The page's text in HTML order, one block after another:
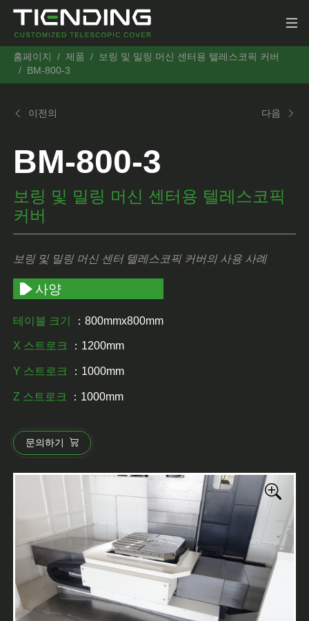
홈페이지 제품
보링 및 밀링 머신 센터용 텔레스코픽 커버
BM-800-3
이전의 다음
BM-800-3
보링 및 밀링 머신 센터용 텔레스코픽
커버
보링 및 밀링 머신 센터 텔레스코픽 커버의 사용 사례
사양
테이블 크기 ：800mmx800mm
X 스트로크 ：1200mm
Y 스트로크 ：1000mm
Z 스트로크 ：1000mm
문의하기